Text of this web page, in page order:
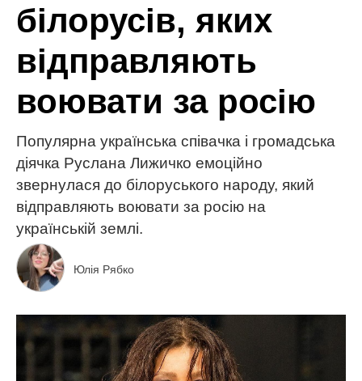
білорусів, яких
відправляють
воювати за росію
Популярна українська співачка і громадська
діячка Руслана Лижичко емоційно
звернулася до білоруського народу, який
відправляють воювати за росію на
українській землі.
Юлія Рябко